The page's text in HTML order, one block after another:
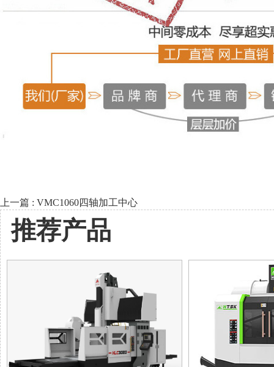
上一篇 : VMC1060四轴加工中心
推荐产品